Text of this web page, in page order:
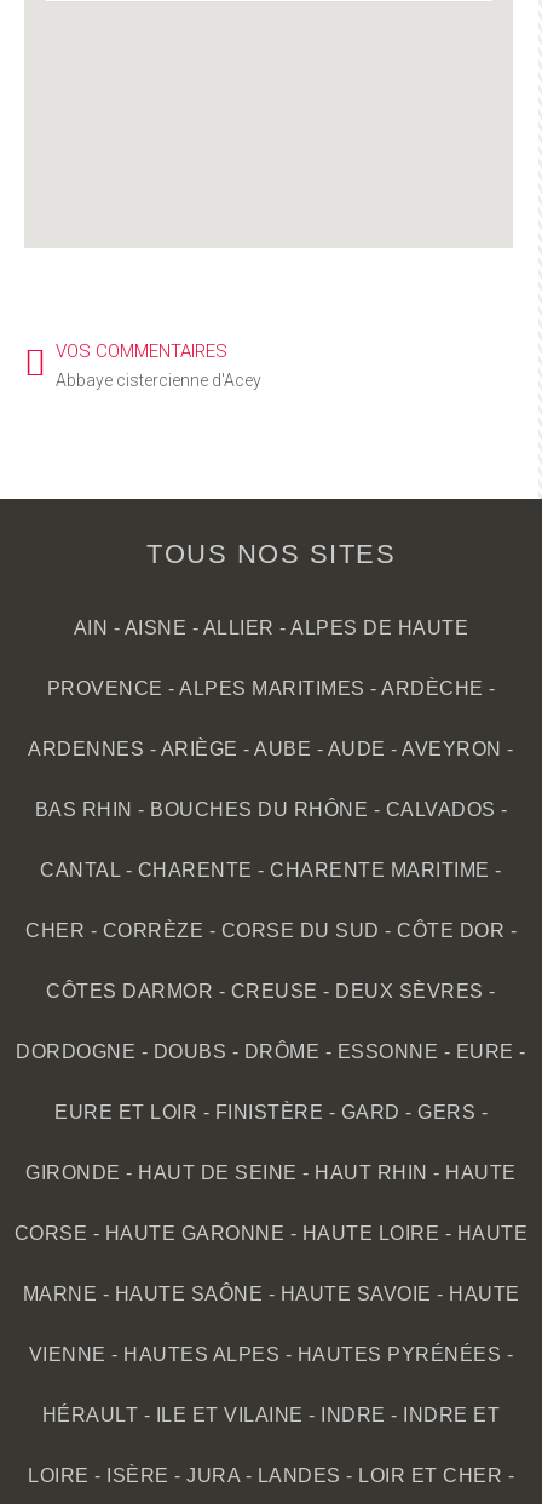
VOS COMMENTAIRES
Abbaye cistercienne d'Acey
TOUS NOS SITES
AIN - AISNE - ALLIER -ALPES DE HAUTE
PROVENCE - ALPES MARITIMES - ARDÈCHE -
ARDENNES - ARIÈGE -AUBE - AUDE -AVEYRON -
BAS RHIN - BOUCHES DU RHÔNE - CALVADOS -
CANTAL - CHARENTE -CHARENTE MARITIME -
CHER - CORRÈZE - CORSE DU SUD - CÔTE DOR -
CÔTES DARMOR - CREUSE - DEUX SÈVRES -
DORDOGNE - DOUBS - DRÔME - ESSONNE - EURE -
EURE ET LOIR - FINISTÈRE - GARD - GERS -
GIRONDE - HAUT DE SEINE - HAUT RHIN - HAUTE
CORSE - HAUTE GARONNE - HAUTE LOIRE - HAUTE
MARNE - HAUTE SAÔNE - HAUTE SAVOIE - HAUTE
VIENNE - HAUTES ALPES - HAUTES PYRÉNÉES -
HÉRAULT - ILE ET VILAINE - INDRE - INDRE ET
LOIRE - ISÈRE - JURA - LANDES - LOIR ET CHER -